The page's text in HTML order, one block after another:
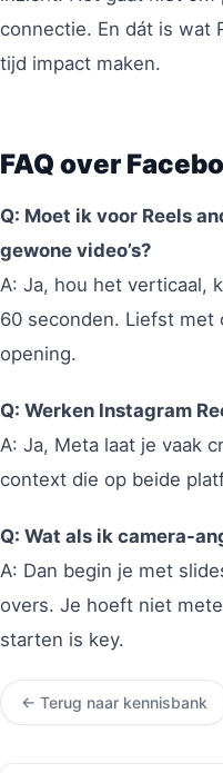
connectie. En dát is wat
tijd impact maken.
FAQ over
Q: Moet ik voor Reels
gewone video’s?
A: Ja, hou het verticaal,
60 seconden. Liefst
opening.
Q: Werken Instagram
A: Ja, Meta laat je vaak
context die op beide
Q: Wat als ik camera-
A: Dan begin je met
overs. Je hoeft niet
starten is key.
← Terug naar kennisbank